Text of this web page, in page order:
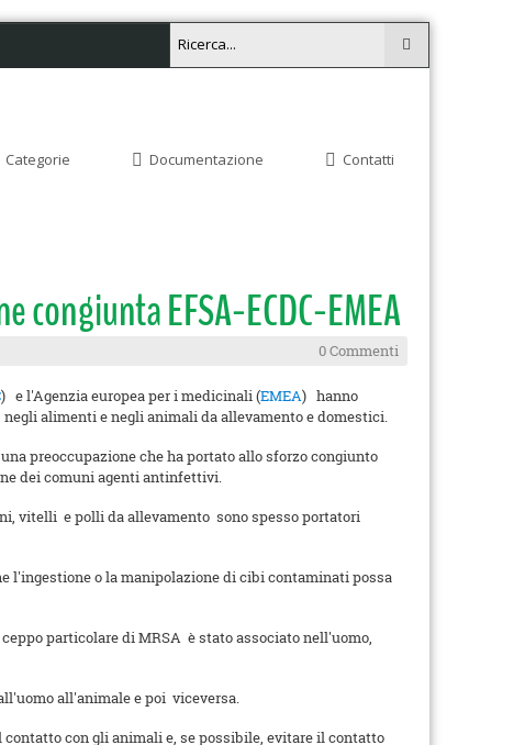
Categorie Documentazione Contatti
congiunta EFSA-ECDC-EMEA
0 Commenti
) e l'Agenzia europea per i medicinali (EMEA) hanno
negli alimenti e negli animali da allevamento e domestici.
preoccupazione che ha portato allo sforzo congiunto
dei comuni agenti antinfettivi.
vitelli e polli da allevamento sono spesso portatori
l'ingestione o la manipolazione di cibi contaminati possa
particolare di MRSA è stato associato nell'uomo,
all'animale e poi viceversa.
con gli animali e, se possibile, evitare il contatto